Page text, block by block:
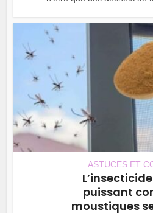
ASTUCES ET
puissant
moustiques